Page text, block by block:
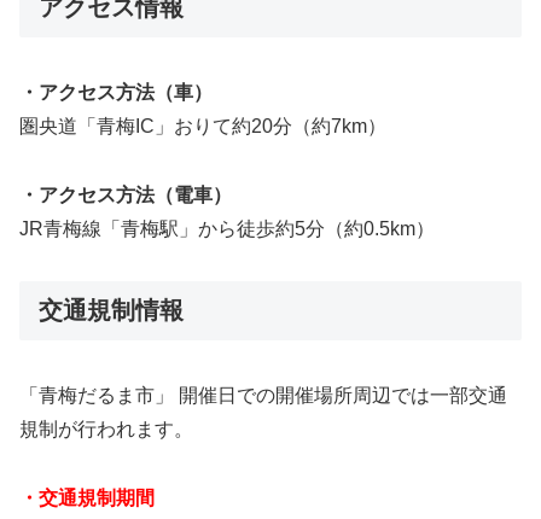
アクセス情報
・アクセス方法（車）
圏央道「青梅IC」おりて約20分（約7km）
・アクセス方法（電車）
JR青梅線「青梅駅」から徒歩約5分（約0.5km）
交通規制情報
「青梅だるま市」 開催日での開催場所周辺では一部交通
規制が行われます。
・交通規制期間